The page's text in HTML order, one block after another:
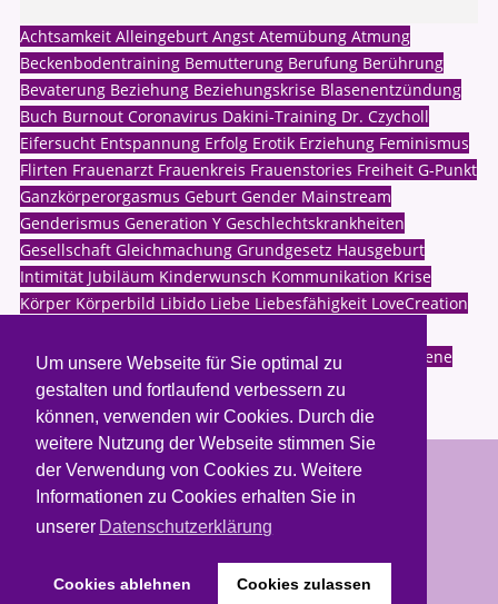
Um unsere Webseite für Sie optimal zu
gestalten und fortlaufend verbessern zu
können, verwenden wir Cookies. Durch die
weitere Nutzung der Webseite stimmen Sie
der Verwendung von Cookies zu. Weitere
Informationen zu Cookies erhalten Sie in
unserer Datenschutzerklärung
Cookies ablehnen Cookies zulassen
Achtsamkeit Alleingeburt Angst Atemübung Atmung
Beckenbodentraining Bemutterung Berufung Berührung
Bevaterung Beziehung Beziehungskrise Blasenentzündung
Buch Burnout Coronavirus Dakini-Training Dr. Czycholl
Eifersucht Entspannung Erfolg Erotik Erziehung Feminismus
Flirten Frauenarzt Frauenkreis Frauenstories Freiheit G-Punkt
Ganzkörperorgasmus Geburt Gender Mainstream
Genderismus Generation Y Geschlechtskrankheiten
Gesellschaft Gleichmachung Grundgesetz Hausgeburt
Intimität Jubiläum Kinderwunsch Kommunikation Krise
Körper Körperbild Libido Liebe Liebesfähigkeit LoveCreation
MorgenroutineMotivationMutter-TochterMänner
Offene
Beziehung
Copyright © 2026. Weiblichkeit leben.
Termine & Buchung Kontakt
Impressum